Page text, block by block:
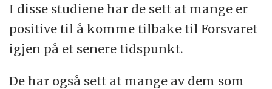
I disse studiene har de sett at mange er
positive til å komme tilbake til Forsvaret
igjen på et senere tidspunkt.
De har også sett at mange av dem som